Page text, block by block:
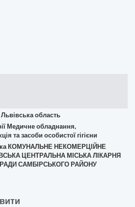
Львівська область
Медичне обладнання,
та засоби особистої гігієни
КОМУНАЛЬНЕ НЕКОМЕРЦІЙНЕ
ЦЕНТРАЛЬНА МІСЬКА ЛІКАРНЯ
РАДИ САМБІРСЬКОГО РАЙОНУ